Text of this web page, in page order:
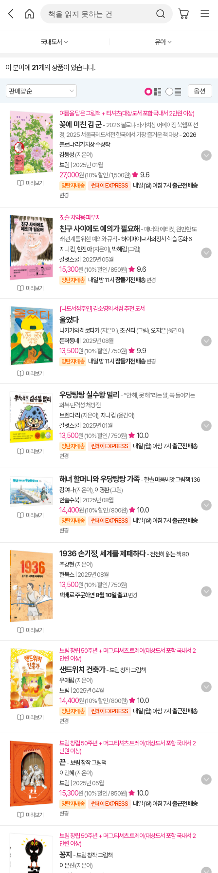
국내도서 유아
이 분야에 21개의 상품이 있습니다.
옵션
미리보기
여름을 담은 그림책 + 티셔츠(대상도서 포함 국내서 2만원 이상)
꽃에 미친 김 군- 2026 볼로냐 라가치상 어메이징 북쉘프 선
정, 2025 서울국제도서전 한국에서 가장 즐거운 책 대상- 2026
볼로냐 라가치상 수상작
김동성 (지은이)
보림 2025년 01월
27,000원 (10% 할인 / 1,500원) 9.6
양탄자배송 썬데이 EXPRESS 내일 (월) 아침 7시 출근전 배송
변경
미리보기
칫솔 치약용 파우치
친구 사이에도 예의가 필요해 - 매너와 에티켓, 원만한 또
래 관계를 위한 예의와 규칙 -하이파이브 사회정서 학습 동화 6
지니 킴 한진아(지은이), 박혜림 (그림)
길벗스쿨| 2025년 05월
15,300원 (10% 할인 / 850원) 9.6
양탄자배송 내일 밤 11시 잠들기전 배송 변경
미리보기
[나도서점주인] 김소영의 서점 추천 도서
울었다
나카가와 히로타카(지은이), 초 신타(그림), 오지은(옮긴이)
문학동네
2025년 08월
13,500원 (10% 할인 / 750원) 9.9
양탄자배송 내일 밤 11시 잠들기전 배송 변경
미리보기
우당탕탕 실수왕 밀리 - “안 해, 못 해”라는 말, 쏙 들어가는
회복 탄력성 처방전
브렌다 리 (지은이), 지니 킴 (옮긴이)
길벗스쿨| 2025년 01월
13,500원 (10% 할인 / 750원) 10.0
양탄자배송 썬데이 EXPRESS 내일 (월) 아침 7시 출근전 배송
변경
미리보기
해녀 할머니와 우당탕탕 가족-한솔 마음씨앗 그림책 136
김여나(지은이), 이명환(그림)
한솔수북| 2025년 08월
14,400원 (10% 할인 / 800원) 10.0
양탄자배송 썬데이 EXPRESS 내일 (월) 아침 7시 출근전 배송
변경
미리보기
1936 손기정, 세계를 제패하다-천천히 읽는 책 80
주강현 (지은이)
현북스| 2025년 08월
13,500원 (10% 할인 / 750원)
택배로 주문하면 8월 10일 출고 변경
미리보기
보림 창립 50주년 + 머그.티셔츠.트레이(대상도서 포함 국내서 2
만원 이상)
샌드위치 건축가-보림 창작 그림책
유예림 (지은이)
보림 2025년 04월
14,400원 (10% 할인 / 800원) 10.0
양탄자배송 썬데이 EXPRESS 내일 (월) 아침 7시 출근전 배송
변경
미리보기
보림 창립 50주년 + 머그.티셔츠.트레이(대상도서 포함 국내서 2
만원 이상)
끈 -보림 창작 그림책
이민혜 (지은이)
보림 2025년 05월
15,300원 (10% 할인 / 850원) 10.0
양탄자배송 썬데이 EXPRESS 내일 (월) 아침 7시 출근전 배송
변경
보림 창립 50주년 + 머그.티셔츠.트레이(대상도서 포함 국내서 2
만원 이상)
꽁지 -보림 창작 그림책
이은선(지은이)